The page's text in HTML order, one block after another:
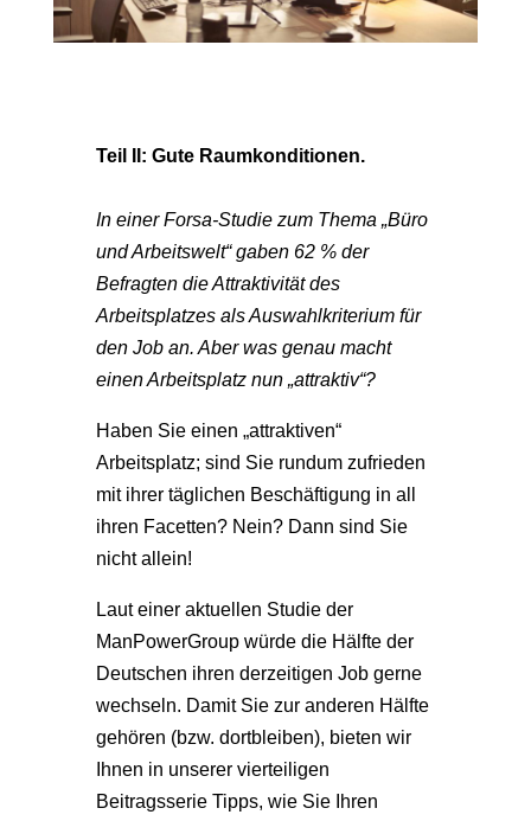
Teil II: Gute Raumkonditionen.
In einer Forsa-Studie zum Thema „Büro
und Arbeitswelt“ gaben 62 % der
Befragten die Attraktivität des
Arbeitsplatzes als Auswahlkriterium für
den Job an. Aber was genau macht
einen Arbeitsplatz nun „attraktiv“?
Haben Sie einen „attraktiven“
Arbeitsplatz; sind Sie rundum zufrieden
mit ihrer täglichen Beschäftigung in all
ihren Facetten? Nein? Dann sind Sie
nicht allein!
Laut einer aktuellen Studie der
ManPowerGroup würde die Hälfte der
Deutschen ihren derzeitigen Job gerne
wechseln. Damit Sie zur anderen Hälfte
gehören (bzw. dortbleiben), bieten wir
Ihnen in unserer vierteiligen
Beitragsserie Tipps, wie Sie Ihren